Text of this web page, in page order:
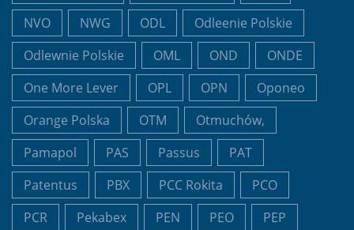
NVO
NWG ODL
Odleenie Polskie
Odlewnie Polskie
OML OND
ONDE
One More Lever
OPL OPN
Oponeo
Orange Polska
OTM
Otmuchów,
Pamapol
PAS Passus
PAT
Patentus
PBX PCC Rokita
PCO
PCR
Pekabex PEN PEO
PEP